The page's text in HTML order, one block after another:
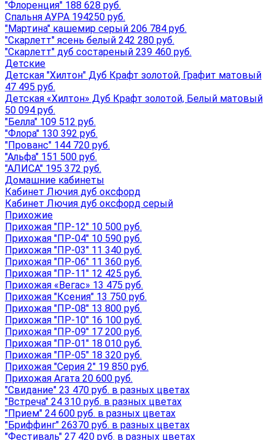
"Флоренция" 188 628 руб.
Спальня АУРА 194250 руб.
"Мартина" кашемир серый 206 784 руб.
"Скарлетт" ясень белый 242 280 руб.
"Скарлетт" дуб состареный 239 460 руб.
Детские
Детская "Хилтон" Дуб Крафт золотой, Графит матовый
47 495 руб.
Детская «Хилтон» Дуб Крафт золотой, Белый матовый
50 094 руб.
"Белла" 109 512 руб.
"Флора" 130 392 руб.
"Прованс" 144 720 руб.
"Альфа" 151 500 руб.
"АЛИСА" 195 372 руб.
Домашние кабинеты
Кабинет Лючия дуб оксфорд
Кабинет Лючия дуб оксфорд серый
Прихожие
Прихожая "ПР-12" 10 500 руб.
Прихожая "ПР-04" 10 590 руб.
Прихожая "ПР-03" 11 340 руб.
Прихожая "ПР-06" 11 360 руб.
Прихожая "ПР-11" 12 425 руб.
Прихожая «Вегас» 13 475 руб.
Прихожая "Ксения" 13 750 руб.
Прихожая "ПР-08" 13 800 руб.
Прихожая "ПР-10" 16 100 руб.
Прихожая "ПР-09" 17 200 руб.
Прихожая "ПР-01" 18 010 руб.
Прихожая "ПР-05" 18 320 руб.
Прихожая "Серия 2" 19 850 руб.
Прихожая Агата 20 600 руб.
"Свидание" 23 470 руб. в разных цветах
"Встреча" 24 310 руб. в разных цветах
"Прием" 24 600 руб. в разных цветах
"Бриффинг" 26370 руб. в разных цветах
"Фестиваль" 27 420 руб. в разных цветах